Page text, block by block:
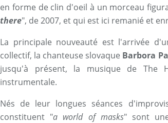
en forme de clin d'oeil à un morceau
there", de 2007, et qui est ici remanié et
La principale nouveauté est l'arrivée
collectif, la chanteuse slovaque Barbora
jusqu'à présent, la musique de The
instrumentale.
Nés de leur longues séances
constituent "a world of masks" sont